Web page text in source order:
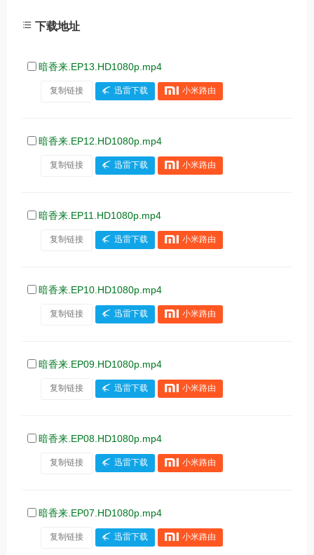
下载地址
暗香来.EP13.HD1080p.mp4
复制链接 迅雷下载 小米路由
暗香来.EP12.HD1080p.mp4
复制链接 迅雷下载 小米路由
暗香来.EP11.HD1080p.mp4
复制链接 迅雷下载 小米路由
暗香来.EP10.HD1080p.mp4
复制链接 迅雷下载 小米路由
暗香来.EP09.HD1080p.mp4
复制链接 迅雷下载 小米路由
暗香来.EP08.HD1080p.mp4
复制链接 迅雷下载 小米路由
暗香来.EP07.HD1080p.mp4
复制链接 迅雷下载 小米路由